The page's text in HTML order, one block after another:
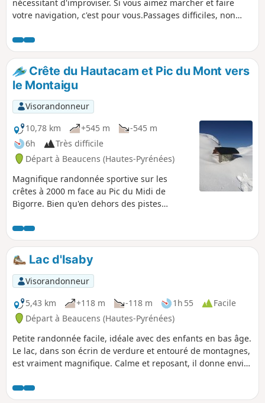
nécessitant d'improviser. Si vous aimez marcher et faire
votre navigation, c'est pour vous.Passages difficiles, non
sur cette randonnée en cas de brouillard fréquent dans
cette zone.Trace gpx conseillée.
Crête du Hautacam et Pic du Mont vers
le Montaigu
Visorandonneur
10,78 km
+545 m
-545 m
6h
Très difficile
Départ à Beaucens (Hautes-Pyrénées)
Magnifique randonnée sportive sur les
crêtes à 2000 m face au Pic du Midi de
Bigorre. Bien qu'en dehors des pistes
hiver, elle est totalement à l'écart des
randonneurs, particulièrement dans la
dernière partie (voir remarque dans Infos
Pratiques en dessous). En hiver, comme en
été, réservez ce parcours à un temps
parfaitement dégagé et ensoleillé, car la vue
y est remarquable et vous ne regretterez
pas vos efforts.
Lac d'Isaby
Visorandonneur
5,43 km
+118 m -118 m 1h 55
Facile
Départ à Beaucens (Hautes-Pyrénées)
Petite randonnée facile, idéale avec des enfants en bas âge.
Le lac, dans son écrin de verdure et entouré de montagnes,
est vraiment magnifique. Calme et reposant, il donne envie